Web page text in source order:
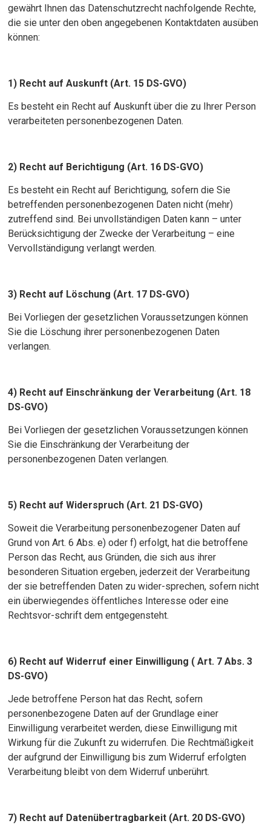
gewährt Ihnen das Datenschutzrecht nachfolgende Rechte,
die sie unter den oben angegebenen Kontaktdaten ausüben
können:
1) Recht auf Auskunft (Art. 15 DS-GVO)
Es besteht ein Recht auf Auskunft über die zu Ihrer Person
verarbeiteten personenbezogenen Daten.
2) Recht auf Berichtigung (Art. 16 DS-GVO)
Es besteht ein Recht auf Berichtigung, sofern die Sie
betreffenden personenbezogenen Daten nicht (mehr)
zutreffend sind. Bei unvollständigen Daten kann – unter
Berücksichtigung der Zwecke der Verarbeitung – eine
Vervollständigung verlangt werden.
3) Recht auf Löschung (Art. 17 DS-GVO)
Bei Vorliegen der gesetzlichen Voraussetzungen können
Sie die Löschung ihrer personenbezogenen Daten
verlangen.
4) Recht auf Einschränkung der Verarbeitung (Art. 18
DS-GVO)
Bei Vorliegen der gesetzlichen Voraussetzungen können
Sie die Einschränkung der Verarbeitung der
personenbezogenen Daten verlangen.
5) Recht auf Widerspruch (Art. 21 DS-GVO)
Soweit die Verarbeitung personenbezogener Daten auf
Grund von Art. 6 Abs. e) oder f) erfolgt, hat die betroffene
Person das Recht, aus Gründen, die sich aus ihrer
besonderen Situation ergeben, jederzeit der Verarbeitung
der sie betreffenden Daten zu wider-sprechen, sofern nicht
ein überwiegendes öffentliches Interesse oder eine
Rechtsvor-schrift dem entgegensteht.
6) Recht auf Widerruf einer Einwilligung ( Art. 7 Abs. 3
DS-GVO)
Jede betroffene Person hat das Recht, sofern
personenbezogene Daten auf der Grundlage einer
Einwilligung verarbeitet werden, diese Einwilligung mit
Wirkung für die Zukunft zu widerrufen. Die Rechtmäßigkeit
der aufgrund der Einwilligung bis zum Widerruf erfolgten
Verarbeitung bleibt von dem Widerruf unberührt.
7) Recht auf Datenübertragbarkeit (Art. 20 DS-GVO)